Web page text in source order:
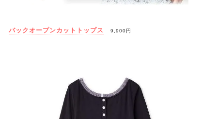
バックオープンカットトップス 9,900円